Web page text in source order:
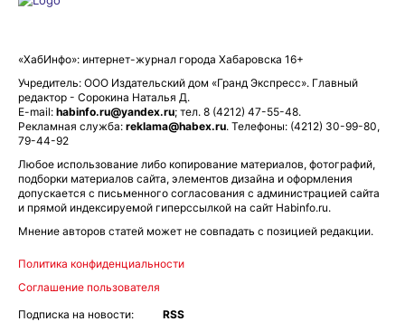
«ХабИнфо»: интернет-журнал города Хабаровска 16+
Учредитель: ООО Издательский дом «Гранд Экспресс». Главный
редактор - Сорокина Наталья Д.
E-mail: habinfo.ru@yandex.ru; тел. 8 (4212) 47-55-48.
Рекламная служба: reklama@habex.ru. Телефоны: (4212) 30-99-80,
79-44-92
Любое использование либо копирование материалов, фотографий,
подборки материалов сайта, элементов дизайна и оформления
допускается с письменного согласования с администрацией сайта
и прямой индексируемой гиперссылкой на сайт Habinfo.ru.
Мнение авторов статей может не совпадать с позицией редакции.
Политика конфиденциальности
Соглашение пользователя
Подписка на новости:
RSS